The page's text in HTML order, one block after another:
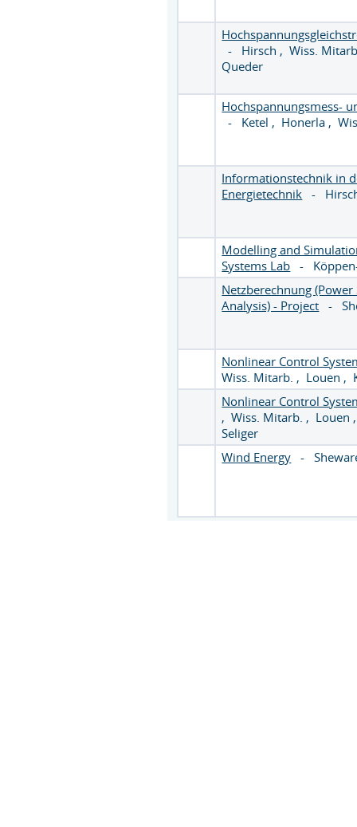
- Hirsch ,Wiss.
Queder
Hochspannungsmess-
- Ketel , Honerla ,
Informationstechnik in
Energietechnik -
Modelling and
Systems Lab -
Netzberechnung (Power
Analysis) - Project -
Nonlinear Control
Wiss. Mitarb. , Louen ,
Nonlinear Control
,Wiss. Mitarb. , Louen
Seliger
Wind Energy -